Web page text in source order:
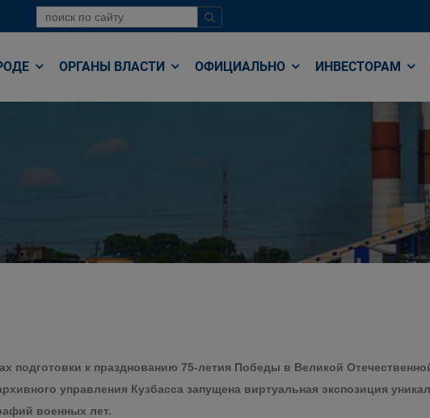
ОРГАНЫ ВЛАСТИ ОФИЦИАЛЬНО ИНВЕСТОРАМ
подготовки к празднованию 75-летия Победы в Великой
управления Кузбасса запущена виртуальная экспозиция
военных лет.